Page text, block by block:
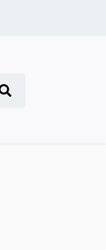
is voor je